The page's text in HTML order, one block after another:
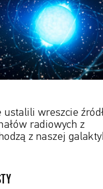
wreszcie
radiowych z
z naszej